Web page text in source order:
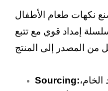
نكهات طعام الأطفال
إمداد قوي مع تتبع
Sourcing: